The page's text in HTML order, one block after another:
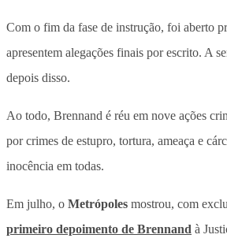
Com o fim da fase de instrução, foi aberto
apresentem alegações finais por escrito. A
depois disso.
Ao todo, Brennand é réu em nove ações
por crimes de estupro, tortura, ameaça e
inocência em todas.
Em julho, o Metrópoles mostrou, com
primeiro depoimento de Brennand à